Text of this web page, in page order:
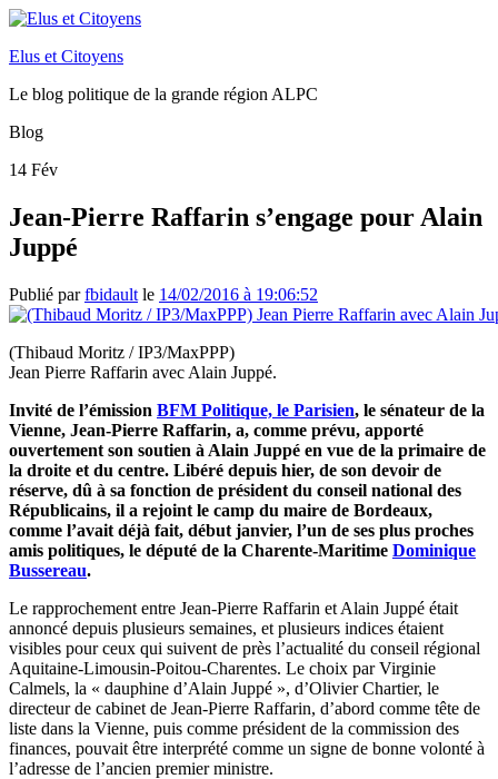
Elus et Citoyens
Le blog politique de la grande région ALPC
Blog
14 Fév
Jean-Pierre Raffarin s’engage pour Alain
Juppé
Publié parfbidault le 14/02/2016 à 19:06:52
(Thibaud Moritz / IP3/MaxPPP)
Jean Pierre Raffarin avec Alain Juppé.
Invité de l’émission BFM Politique, le Parisien, le sénateur de la
Vienne, Jean-Pierre Raffarin, a, comme prévu, apporté
ouvertement son soutien à Alain Juppé en vue de la primaire de
la droite et du centre. Libéré depuis hier, de son devoir de
réserve, dû à sa fonction de président du conseil national des
Républicains, il a rejoint le camp du maire de Bordeaux,
comme l’avait déjà fait, début janvier, l’un de ses plus proches
amis politiques, le député de la Charente-Maritime Dominique
Bussereau.
Le rapprochement entre Jean-Pierre Raffarin et Alain Juppé était
annoncé depuis plusieurs semaines, et plusieurs indices étaient
visibles pour ceux qui suivent de près l’actualité du conseil régional
Aquitaine-Limousin-Poitou-Charentes. Le choix par Virginie
Calmels, la « dauphine d’Alain Juppé », d’Olivier Chartier, le
directeur de cabinet de Jean-Pierre Raffarin, d’abord comme tête de
liste dans la Vienne, puis comme président de la commission des
finances, pouvait être interprété comme un signe de bonne volonté à
l’adresse de l’ancien premier ministre.